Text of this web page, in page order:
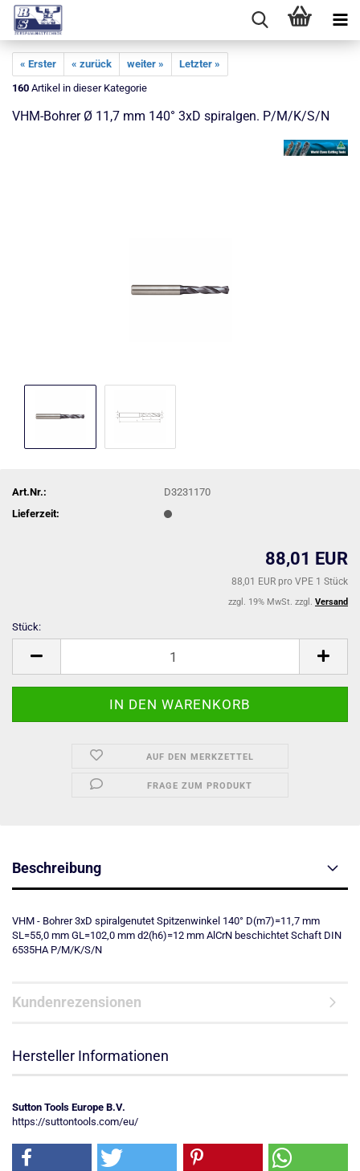
« Erster « zurück weiter »
Letzter »
160 Artikel in dieser Kategorie
VHM-Bohrer Ø 11,7 mm 140° 3xD spiralgen. P/M/K/S/N
Art.Nr.:
D3231170
Lieferzeit:
88,01 EUR
88,01 EUR pro VPE 1 Stück
zzgl. 19% MwSt. zzgl. Versand
Stück:
AUF DEN MERKZETTEL
FRAGE ZUM PRODUKT
Beschreibung
VHM - Bohrer 3xD spiralgenutet Spitzenwinkel 140° D(m7)=11,7 mm
SL=55,0 mm GL=102,0 mm d2(h6)=12 mm AlCrN beschichtet Schaft DIN
6535HA P/M/K/S/N
Kundenrezensionen
Hersteller Informationen
Sutton Tools Europe B.V.
https://suttontools.com/eu/